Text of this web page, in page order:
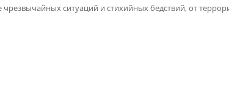
ситуаций и стихийных бедствий, от